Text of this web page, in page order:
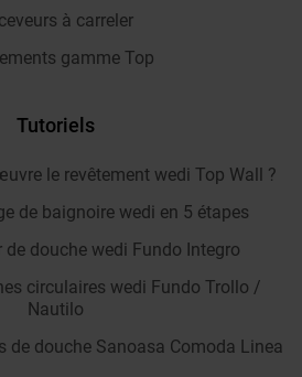
à carreler
gamme Top
Tutoriels
le revêtement wedi Top Wall ?
de baignoire wedi en 5 étapes
de douche wedi Fundo Integro
circulaires wedi Fundo Trollo /
Nautilo
de douche Sanoasa Comoda Linea